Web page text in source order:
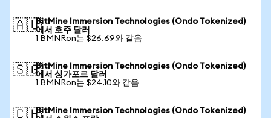
🇦🇺BitMine Immersion Technologies (Ondo Tokenized)
에서 호주 달러
1 BMNRon는 $26.69와 같음
🇸🇬BitMine Immersion Technologies (Ondo Tokenized)
에서 싱가포르 달러
1 BMNRon는 $24.10와 같음
🇨🇭BitMine Immersion Technologies (Ondo Tokenized)